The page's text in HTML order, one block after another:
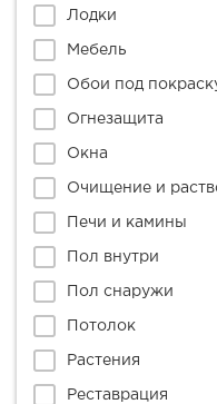
Лодки
Мебель
Обои под
Огнезащита
Окна
Очищение и
Печи и камины
Пол внутри
Пол снаружи
Потолок
Растения
Реставрация